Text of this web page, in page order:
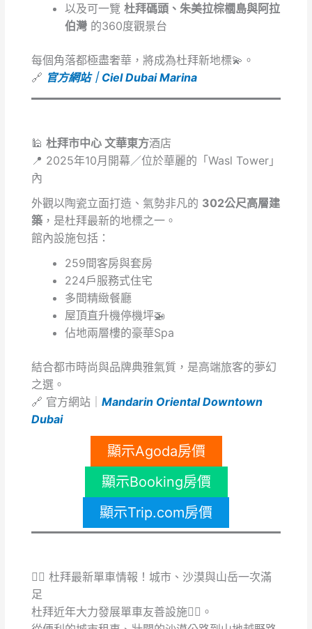
以及可一覽杜拜碼頭、朱美拉棕櫚島與阿拉
伯灣 的360度觀景台
每個角落都極盡奢華，將成為杜拜新地標💫。
🔗 官方網站｜Ciel Dubai Marina
🕌杜拜市中心 文華東方酒店
📍 2025年10月開幕／位於華麗的「Wasl Tower」
內
外觀以陶瓷立面打造、氣勢非凡的 302公尺高層建
築 ，是杜拜最新的地標之一。
館內設施包括：
259間客房與套房
224戶服務式住宅
多間精緻餐廳
屋頂直升機停機坪🚁
佔地兩層樓的豪華Spa
結合都市時尚與品牌典雅氣質，是高端旅客的夢幻
之選。
🔗 官方網站｜Mandarin Oriental Downtown
Dubai
顯示Agoda房價
顯示Booking房價
顯示Trip.com房價
🚴‍♀️ 杜拜最新單車情報！城市、沙漠與山岳一次滿
足
杜拜近年大力發展單車友善設施🚴‍♂️。